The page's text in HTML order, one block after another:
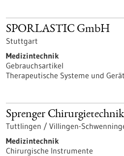
SPORLASTIC GmbH
Stuttgart
Medizintechnik
Gebrauchsartikel
Therapeutische Systeme und
Sprenger
Tuttlingen / Villingen-
Medizintechnik
Chirurgische Instrumente